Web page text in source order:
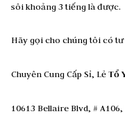
sôi khoảng 3 tiếng là được.
Hãy gọi cho chúng tôi có
Chuyên Cung Cấp Sỉ, LẻTổ
10613 Bellaire Blvd, #